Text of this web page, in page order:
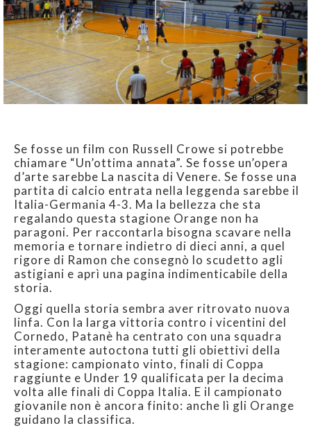
Se fosse un film con Russell Crowe si potrebbe
chiamare “Un’ottima annata”. Se fosse un’opera
d’arte sarebbe La nascita di Venere. Se fosse una
partita di calcio entrata nella leggenda sarebbe il
Italia-Germania 4-3. Ma la bellezza che sta
regalando questa stagione Orange non ha
paragoni. Per raccontarla bisogna scavare nella
memoria e tornare indietro di dieci anni, a quel
rigore di Ramon che consegnò lo scudetto agli
astigiani e aprì una pagina indimenticabile della
storia.
Oggi quella storia sembra aver ritrovato nuova
linfa. Con la larga vittoria contro i vicentini del
Cornedo, Patanè ha centrato con una squadra
interamente autoctona tutti gli obiettivi della
stagione: campionato vinto, finali di Coppa
raggiunte e Under 19 qualificata per la decima
volta alle finali di Coppa Italia. E il campionato
giovanile non è ancora finito: anche lì gli Orange
guidano la classifica.